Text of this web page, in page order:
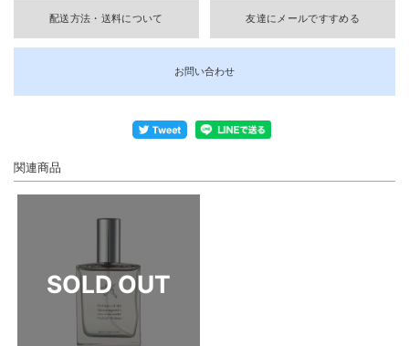
配送方法・送料について 友達にメールですすめる
お問い合わせ
関連商品